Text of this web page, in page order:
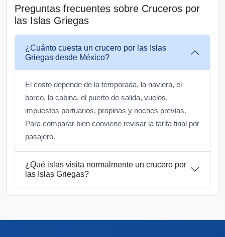
Preguntas frecuentes sobre Cruceros por
las Islas Griegas
¿Cuánto cuesta un crucero por las Islas
Griegas desde México?
El costo depende de la temporada, la naviera, el
barco, la cabina, el puerto de salida, vuelos,
impuestos portuarios, propinas y noches previas.
Para comparar bien conviene revisar la tarifa final por
pasajero.
¿Qué islas visita normalmente un crucero por
las Islas Griegas?